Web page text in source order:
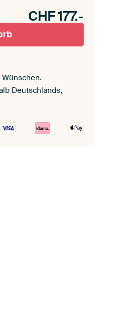
CHF177.-
Deutschlands,